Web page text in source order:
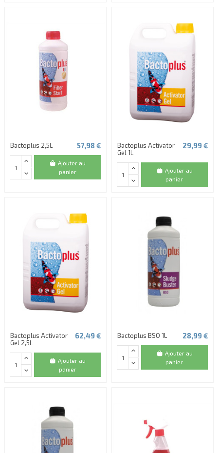
Bactoplus 2,5L 57,98 €
Ajouter au
panier
Bactoplus Activator
Gel 1L
29,99 €
Ajouter au
panier
Bactoplus Activator
Gel 2,5L
62,49 €
Ajouter au
panier
Bactoplus BSO 1L 28,99 €
Ajouter au
panier